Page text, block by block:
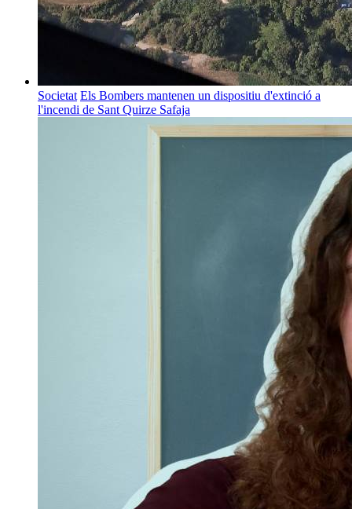
Societat Els Bombers mantenen un dispositiu d'extinció a
l'incendi de Sant Quirze Safaja